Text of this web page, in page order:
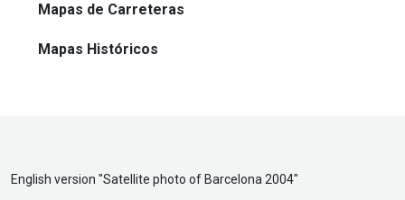
Mapas de Carreteras
Mapas Históricos
English version "Satellite photo of Barcelona 2004"